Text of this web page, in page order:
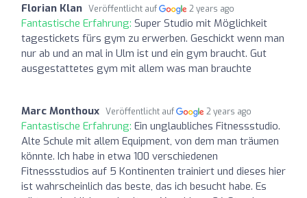
Florian Klan Veröffentlicht auf 2 years ago
Fantastische Erfahrung: Super Studio mit Möglichkeit
tagestickets fürs gym zu erwerben. Geschickt wenn man
nur ab und an mal in Ulm ist und ein gym braucht. Gut
ausgestattetes gym mit allem was man brauchte
Marc Monthoux Veröffentlicht auf 2 years ago
Fantastische Erfahrung: Ein unglaubliches Fitnessstudio.
Alte Schule mit allem Equipment, von dem man träumen
könnte. Ich habe in etwa 100 verschiedenen
Fitnessstudios auf 5 Kontinenten trainiert und dieses hier
ist wahrscheinlich das beste, das ich besucht habe. Es